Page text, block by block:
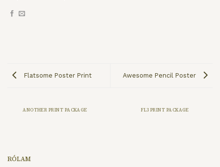
Flatsome Poster Print Awesome Pencil Poster
ANOTHER PRINT PACKAGE FL3 PRINT PACKAGE
RÓLAM